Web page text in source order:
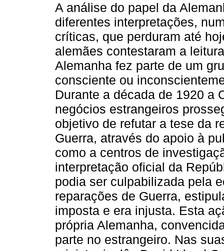
A análise do papel da
diferentes interpretações,
críticas, que perduram até
alemães contestaram a
Alemanha fez parte de um
consciente ou
Durante a década de 1920 a
negócios estrangeiros
objetivo de refutar a tese da
Guerra, através do apoio à
como a centros de
interpretação oficial da
podia ser culpabilizada pela
reparações de Guerra,
imposta e era injusta. Esta
própria Alemanha,
parte no estrangeiro. Nas